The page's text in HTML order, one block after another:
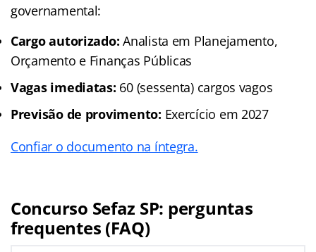
governamental:
Cargo autorizado: Analista em Planejamento,
Orçamento e Finanças Públicas
Vagas imediatas: 60 (sessenta) cargos vagos
Previsão de provimento: Exercício em 2027
Confiar o documento na íntegra.
Concurso Sefaz SP: perguntas
frequentes (FAQ)